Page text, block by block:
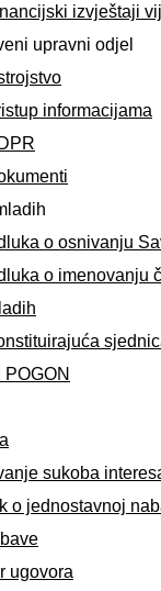
izvještaji
upravni odjel
informacijama
o osnivanju
o imenovanju
sukoba
o jednostavnoj
ugovora